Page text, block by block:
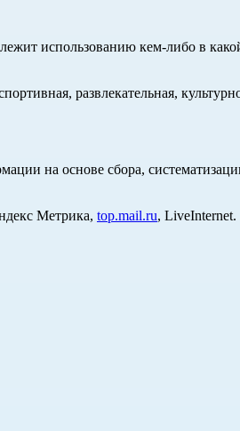
использованию кем-либо в
развлекательная,
на основе сбора,
Метрика, top.mail.ru, LiveInternet.